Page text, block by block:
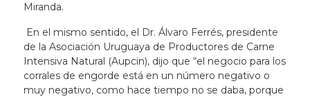
Miranda.
En el mismo sentido, el Dr. Álvaro Ferrés, presidente
de la Asociación Uruguaya de Productores de Carne
Intensiva Natural (Aupcin), dijo que “el negocio para los
corrales de engorde está en un número negativo o
muy negativo, como hace tiempo no se daba, porque